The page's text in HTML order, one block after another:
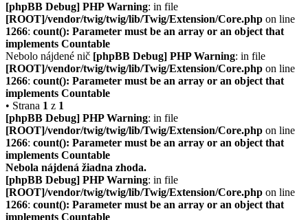
[phpBB Debug] PHP Warning: in file
[ROOT]/vendor/twig/twig/lib/Twig/Extension/Core.php on line
1266: count(): Parameter must be an array or an object that
implements Countable
Nebolo nájdené nič [phpBB Debug] PHP Warning: in file
[ROOT]/vendor/twig/twig/lib/Twig/Extension/Core.php on line
1266: count(): Parameter must be an array or an object that
implements Countable
• Strana 1 z 1
[phpBB Debug] PHP Warning: in file
[ROOT]/vendor/twig/twig/lib/Twig/Extension/Core.php on line
1266: count(): Parameter must be an array or an object that
implements Countable
Nebola nájdená žiadna zhoda.
[phpBB Debug] PHP Warning: in file
[ROOT]/vendor/twig/twig/lib/Twig/Extension/Core.php on line
1266: count(): Parameter must be an array or an object that
implements Countable